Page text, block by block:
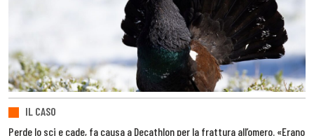
IL CASO
Perde lo sci e cade, fa causa a Decathlon per la frattura all’omero. «Erano